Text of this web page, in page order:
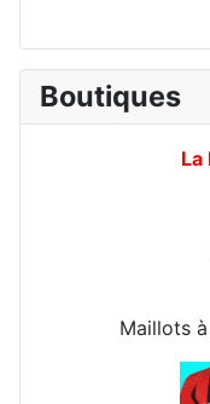
Boutiques
La
Maillots